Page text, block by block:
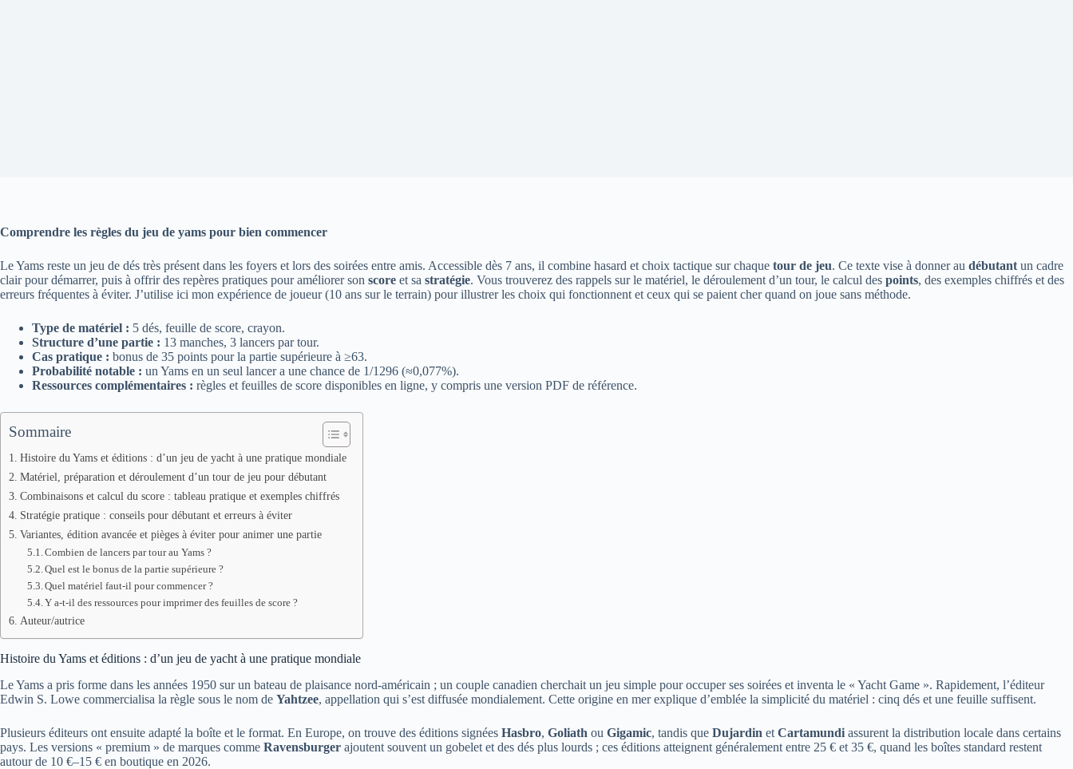
Comprendre les règles du jeu de yams pour bien commencer
Le Yams reste un jeu de dés très présent dans les foyers et lors des soirées entre amis. Accessible dès 7 ans, il combine hasard et choix tactique sur chaque tour de jeu. Ce texte vise à donner au débutant un cadre
clair pour démarrer, puis à offrir des repères pratiques pour améliorer son score et sa stratégie. Vous trouverez des rappels sur le matériel, le déroulement d’un tour, le calcul des points, des exemples chiffrés et des
erreurs fréquentes à éviter. J’utilise ici mon expérience de joueur (10 ans sur le terrain) pour illustrer les choix qui fonctionnent et ceux qui se paient cher quand on joue sans méthode.
Type de matériel : 5 dés, feuille de score, crayon.
Structure d’une partie : 13 manches, 3 lancers par tour.
Cas pratique : bonus de 35 points pour la partie supérieure à ≥63.
Probabilité notable : un Yams en un seul lancer a une chance de 1/1296 (≈0,077%).
Ressources complémentaires : règles et feuilles de score disponibles en ligne, y compris une version PDF de référence.
Sommaire
Histoire du Yams et éditions : d’un jeu de yacht à une pratique mondiale
Matériel, préparation et déroulement d’un tour de jeu pour débutant
Combinaisons et calcul du score : tableau pratique et exemples chiffrés
Stratégie pratique : conseils pour débutant et erreurs à éviter
Variantes, édition avancée et pièges à éviter pour animer une partie
Combien de lancers par tour au Yams ?
Quel est le bonus de la partie supérieure ?
Quel matériel faut-il pour commencer ?
Y a‑t‑il des ressources pour imprimer des feuilles de score ?
Auteur/autrice
Histoire du Yams et éditions : d’un jeu de yacht à une pratique mondiale
Le Yams a pris forme dans les années 1950 sur un bateau de plaisance nord-américain ; un couple canadien cherchait un jeu simple pour occuper ses soirées et inventa le « Yacht Game ». Rapidement, l’éditeur
Edwin S. Lowe commercialisa la règle sous le nom de Yahtzee, appellation qui s’est diffusée mondialement. Cette origine en mer explique d’emblée la simplicité du matériel : cinq dés et une feuille suffisent.
Plusieurs éditeurs ont ensuite adapté la boîte et le format. En Europe, on trouve des éditions signées Hasbro, Goliath ou Gigamic, tandis que Dujardin et Cartamundi assurent la distribution locale dans certains
pays. Les versions « premium » de marques comme Ravensburger ajoutent souvent un gobelet et des dés plus lourds ; ces éditions atteignent généralement entre 25 € et 35 €, quand les boîtes standard restent
autour de 10 €–15 € en boutique en 2026.